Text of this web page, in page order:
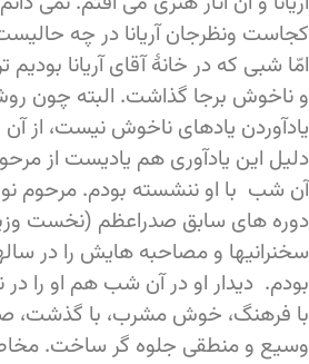
کجاست ونظرجان آریانا در چه
امّا شبی که در خانۀ آقای آریانا
و ناخوش برجا گذاشت. البته چون
یادآوردن یادهای ناخوش نیست، از
دلیل این یادآوری هم یادیست از
آن شب با او ننشسته بودم. مرحوم
دوره های سابق صدراعظم (نخست
سخنرانیها و مصاحبه هایش را در
بودم. دیدار او در آن شب هم او را
با فرهنگ، خوش مشرب، با گذشت،
وسیع و منطقی جلوه گر ساخت.